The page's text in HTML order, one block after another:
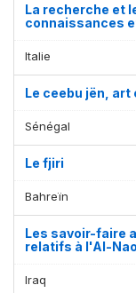
La recherche et
connaissances
Italie
Le ceebu jën, art
Sénégal
Le fjiri
Bahreïn
Les savoir-faire
relatifs à l'Al-
Iraq